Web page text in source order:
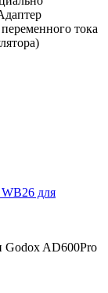
тока
Godox AD600Pro